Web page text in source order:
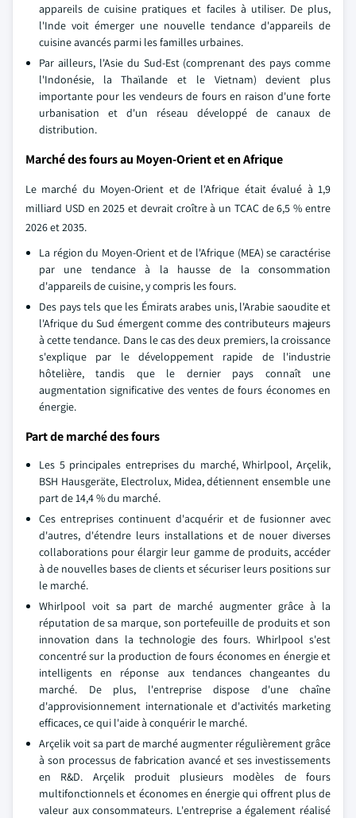
appareils de cuisine pratiques et faciles à utiliser. De plus,
l'Inde voit émerger une nouvelle tendance d'appareils de
cuisine avancés parmi les familles urbaines.
Par ailleurs, l'Asie du Sud-Est (comprenant des pays comme
l'Indonésie, la Thaïlande et le Vietnam) devient plus
importante pour les vendeurs de fours en raison d'une forte
urbanisation et d'un réseau développé de canaux de
distribution.
Marché des fours au Moyen-Orient et en Afrique
Le marché du Moyen-Orient et de l'Afrique était évalué à 1,9
milliard USD en 2025 et devrait croître à un TCAC de 6,5 % entre
2026 et 2035.
La région du Moyen-Orient et de l'Afrique (MEA) se caractérise
par une tendance à la hausse de la consommation
d'appareils de cuisine, y compris les fours.
Des pays tels que les Émirats arabes unis, l'Arabie saoudite et
l'Afrique du Sud émergent comme des contributeurs majeurs
à cette tendance. Dans le cas des deux premiers, la croissance
s'explique par le développement rapide de l'industrie
hôtelière, tandis que le dernier pays connaît une
augmentation significative des ventes de fours économes en
énergie.
Part de marché des fours
Les 5 principales entreprises du marché, Whirlpool, Arçelik,
BSH Hausgeräte, Electrolux, Midea, détiennent ensemble une
part de 14,4 % du marché.
Ces entreprises continuent d'acquérir et de fusionner avec
d'autres, d'étendre leurs installations et de nouer diverses
collaborations pour élargir leur gamme de produits, accéder
à de nouvelles bases de clients et sécuriser leurs positions sur
le marché.
Whirlpool voit sa part de marché augmenter grâce à la
réputation de sa marque, son portefeuille de produits et son
innovation dans la technologie des fours. Whirlpool s'est
concentré sur la production de fours économes en énergie et
intelligents en réponse aux tendances changeantes du
marché. De plus, l'entreprise dispose d'une chaîne
d'approvisionnement internationale et d'activités marketing
efficaces, ce qui l'aide à conquérir le marché.
Arçelik voit sa part de marché augmenter régulièrement grâce
à son processus de fabrication avancé et ses investissements
en R&D. Arçelik produit plusieurs modèles de fours
multifonctionnels et économes en énergie qui offrent plus de
valeur aux consommateurs. L'entreprise a également réalisé